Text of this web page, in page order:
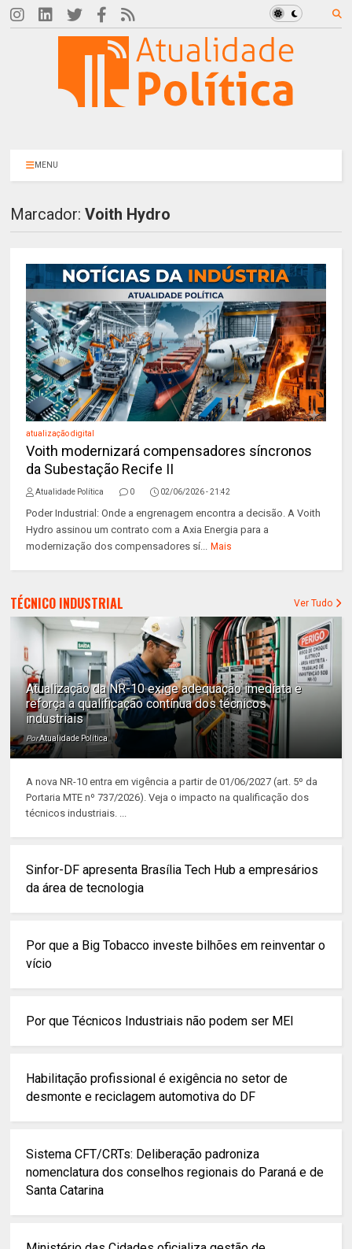
MENU
Marcador:Voith Hydro
atualização digital
Voith modernizará compensadores síncronos
da Subestação Recife II
Atualidade Política 0 02/06/2026 - 21:42
Poder Industrial: Onde a engrenagem encontra a decisão. A Voith
Hydro assinou um contrato com a Axia Energia para a
modernização dos compensadores sí... Mais
TÉCNICO INDUSTRIAL Ver Tudo
Atualização da NR-10 exige adequação imediata e
reforça a qualificação contínua dos técnicos
industriais
PorAtualidade Política
A nova NR-10 entra em vigência a partir de 01/06/2027 (art. 5º da
Portaria MTE nº 737/2026). Veja o impacto na qualificação dos
técnicos industriais. ...
Sinfor-DF apresenta Brasília Tech Hub a empresários
da área de tecnologia
Por que a Big Tobacco investe bilhões em reinventar o
vício
Por que Técnicos Industriais não podem ser MEI
Habilitação profissional é exigência no setor de
desmonte e reciclagem automotiva do DF
Sistema CFT/CRTs: Deliberação padroniza
nomenclatura dos conselhos regionais do Paraná e de
Santa Catarina